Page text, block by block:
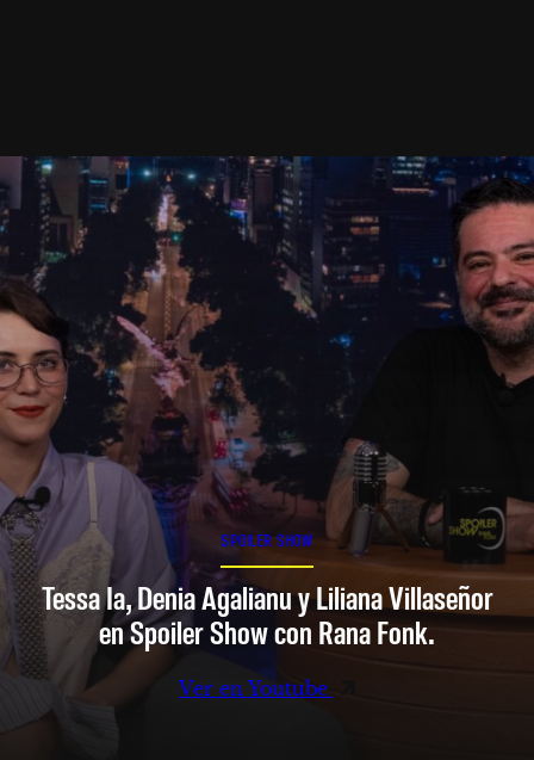
SPOILER SHOW
Tessa Ia, Denia Agalianu y Liliana Villaseñor
en Spoiler Show con Rana Fonk.
Ver en Youtube